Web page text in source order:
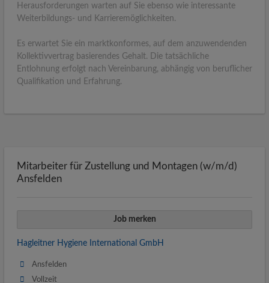
Herausforderungen warten auf Sie ebenso wie interessante
Weiterbildungs- und Karrieremöglichkeiten.
Es erwartet Sie ein marktkonformes, auf dem anzuwendenden
Kollektivvertrag basierendes Gehalt. Die tatsächliche
Entlohnung erfolgt nach Vereinbarung, abhängig von beruflicher
Qualifikation und Erfahrung.
Mitarbeiter für Zustellung und Montagen (w/m/d)
Ansfelden
Job merken
Hagleitner Hygiene International GmbH
Ansfelden
Vollzeit